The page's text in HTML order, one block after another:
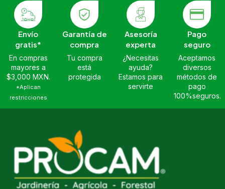
Envío
gratis*
En compras
mayores a
$3,000 MXN.
*Aplican
restricciones
Garantía de
compra
Tu compra
está
protegida
Asesoría
experta
¿Necesitas
ayuda?
Estamos para
servirte
Pago
seguro
Aceptamos
diversos
métodos de
pago
100%seguros.